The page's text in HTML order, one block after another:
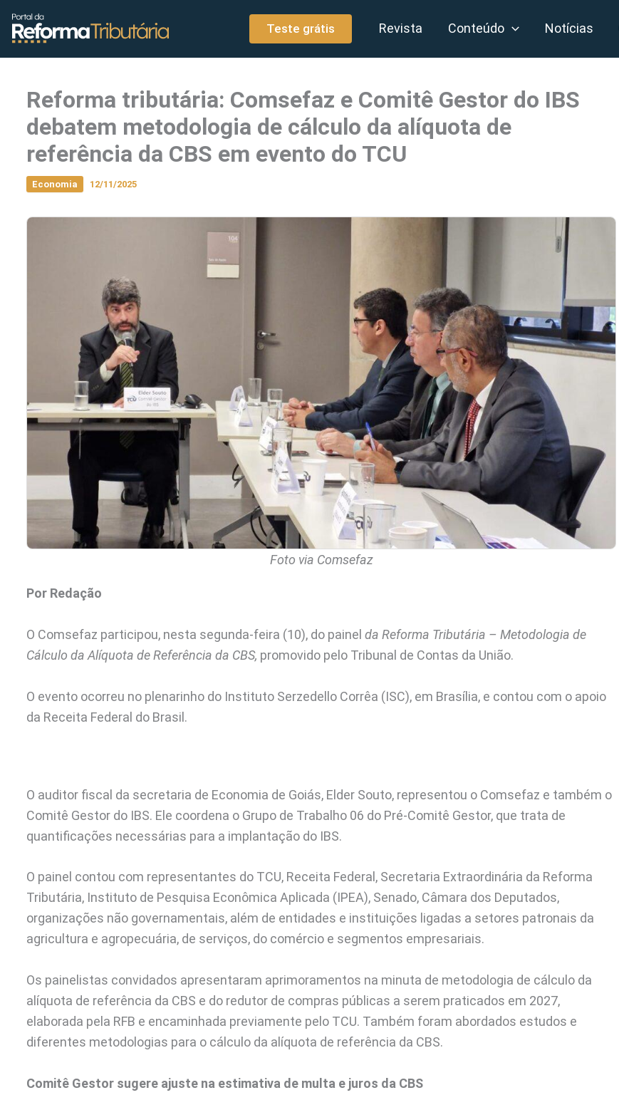
conteúdo
Teste grátis Revista Conteúdo Notícias
Reforma tributária: Comsefaz e Comitê Gestor do IBS
debatem metodologia de cálculo da alíquota de
referência da CBS em evento do TCU
Economia 12/11/2025
Foto via Comsefaz
Por Redação
O Comsefaz participou, nesta segunda-feira (10), do painel da Reforma Tributária – Metodologia de
Cálculo da Alíquota de Referência da CBS, promovido pelo Tribunal de Contas da União.
O evento ocorreu no plenarinho do Instituto Serzedello Corrêa (ISC), em Brasília, e contou com o apoio
da Receita Federal do Brasil.
O auditor fiscal da secretaria de Economia de Goiás, Elder Souto, representou o Comsefaz e também o
Comitê Gestor do IBS. Ele coordena o Grupo de Trabalho 06 do Pré-Comitê Gestor, que trata de
quantificações necessárias para a implantação do IBS.
O painel contou com representantes do TCU, Receita Federal, Secretaria Extraordinária da Reforma
Tributária, Instituto de Pesquisa Econômica Aplicada (IPEA), Senado, Câmara dos Deputados,
organizações não governamentais, além de entidades e instituições ligadas a setores patronais da
agricultura e agropecuária, de serviços, do comércio e segmentos empresariais.
Os painelistas convidados apresentaram aprimoramentos na minuta de metodologia de cálculo da
alíquota de referência da CBS e do redutor de compras públicas a serem praticados em 2027,
elaborada pela RFB e encaminhada previamente pelo TCU. Também foram abordados estudos e
diferentes metodologias para o cálculo da alíquota de referência da CBS.
Comitê Gestor sugere ajuste na estimativa de multa e juros da CBS